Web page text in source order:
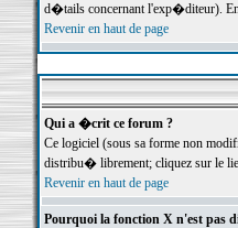
d�tails concernant l'exp�diteur).
Revenir en haut de page
Qui a �crit ce forum ?
Ce logiciel (sous sa forme non
distribu� librement; cliquez sur le
Revenir en haut de page
Pourquoi la fonction X n'est pas